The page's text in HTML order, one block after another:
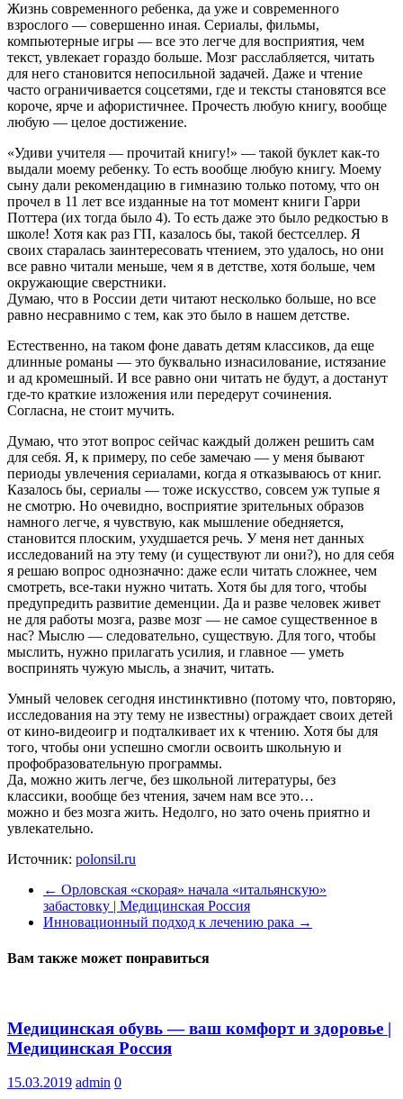
Жизнь современного ребенка, да уже и современного
взрослого — совершенно иная. Сериалы, фильмы,
компьютерные игры — все это легче для восприятия, чем
текст, увлекает гораздо больше. Мозг расслабляется, читать
для него становится непосильной задачей. Даже и чтение
часто ограничивается соцсетями, где и тексты становятся все
короче, ярче и афористичнее. Прочесть любую книгу, вообще
любую — целое достижение.
«Удиви учителя — прочитай книгу!» — такой буклет как-то
выдали моему ребенку. То есть вообще любую книгу. Моему
сыну дали рекомендацию в гимназию только потому, что он
прочел в 11 лет все изданные на тот момент книги Гарри
Поттера (их тогда было 4). То есть даже это было редкостью в
школе! Хотя как раз ГП, казалось бы, такой бестселлер. Я
своих старалась заинтересовать чтением, это удалось, но они
все равно читали меньше, чем я в детстве, хотя больше, чем
окружающие сверстники.
Думаю, что в России дети читают несколько больше, но все
равно несравнимо с тем, как это было в нашем детстве.
Естественно, на таком фоне давать детям классиков, да еще
длинные романы — это буквально изнасилование, истязание
и ад кромешный. И все равно они читать не будут, а достанут
где-то краткие изложения или передерут сочинения.
Согласна, не стоит мучить.
Думаю, что этот вопрос сейчас каждый должен решить сам
для себя. Я, к примеру, по себе замечаю — у меня бывают
периоды увлечения сериалами, когда я отказываюсь от книг.
Казалось бы, сериалы — тоже искусство, совсем уж тупые я
не смотрю. Но очевидно, восприятие зрительных образов
намного легче, я чувствую, как мышление обедняется,
становится плоским, ухудшается речь. У меня нет данных
исследований на эту тему (и существуют ли они?), но для себя
я решаю вопрос однозначно: даже если читать сложнее, чем
смотреть, все-таки нужно читать. Хотя бы для того, чтобы
предупредить развитие деменции. Да и разве человек живет
не для работы мозга, разве мозг — не самое существенное в
нас? Мыслю — следовательно, существую. Для того, чтобы
мыслить, нужно прилагать усилия, и главное — уметь
воспринять чужую мысль, а значит, читать.
Умный человек сегодня инстинктивно (потому что, повторяю,
исследования на эту тему не известны) ограждает своих детей
от кино-видеоигр и подталкивает их к чтению. Хотя бы для
того, чтобы они успешно смогли освоить школьную и
профобразовательную программы.
Да, можно жить легче, без школьной литературы, без
классики, вообще без чтения, зачем нам все это…
можно и без мозга жить. Недолго, но зато очень приятно и
увлекательно.
Источник: polonsil.ru
← Орловская «скорая» начала «итальянскую»
забастовку | Медицинская Россия
Инновационный подход к лечению рака →
Вам также может понравиться
Медицинская обувь — ваш комфорт и здоровье |
Медицинская Россия
15.03.2019 admin 0